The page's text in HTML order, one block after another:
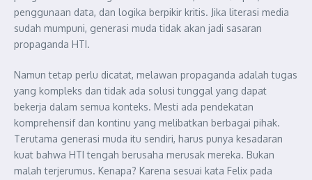
penggunaan data, dan logika berpikir kritis. Jika literasi media
sudah mumpuni, generasi muda tidak akan jadi sasaran
propaganda HTI.
Namun tetap perlu dicatat, melawan propaganda adalah tugas
yang kompleks dan tidak ada solusi tunggal yang dapat
bekerja dalam semua konteks. Mesti ada pendekatan
komprehensif dan kontinu yang melibatkan berbagai pihak.
Terutama generasi muda itu sendiri, harus punya kesadaran
kuat bahwa HTI tengah berusaha merusak mereka. Bukan
malah terjerumus. Kenapa? Karena sesuai kata Felix pada